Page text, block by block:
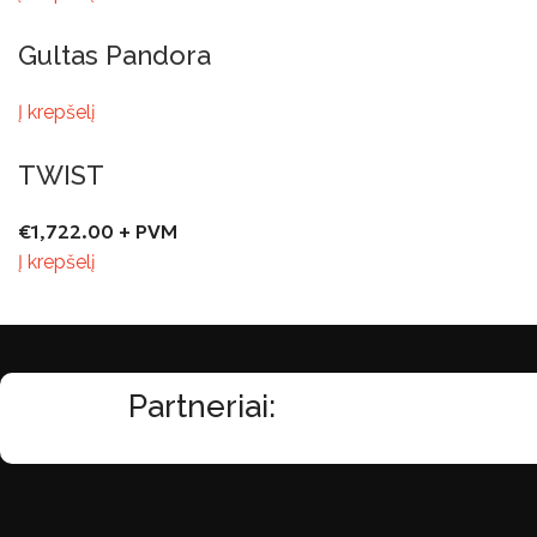
Gultas Pandora
Į krepšelį
TWIST
€1,722.00 + PVM
Į krepšelį
Partneriai: